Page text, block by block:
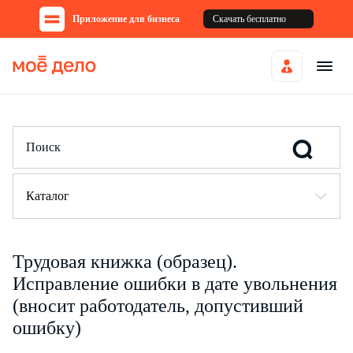
Приложение для бизнеса Скачать бесплатно
Каталог
Трудовая книжка (образец).
Исправление ошибки в дате увольнения
(вносит работодатель, допустивший
ошибку)